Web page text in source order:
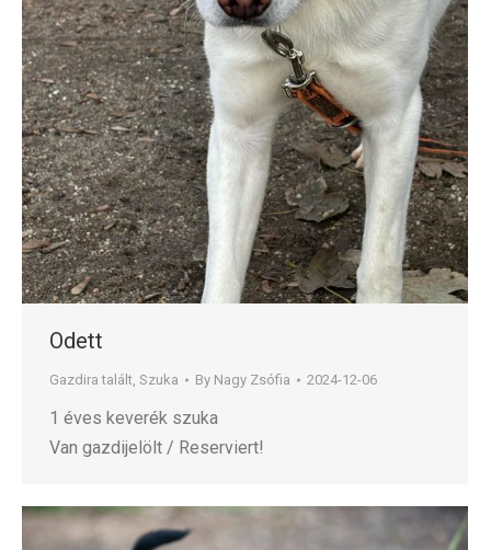
Odett
Gazdira talált, Szuka By Nagy Zsófia 2024-12-06
1 éves keverék szuka
Van gazdijelölt / Reserviert!